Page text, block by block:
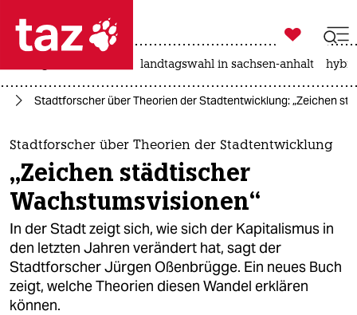
 taz zahl ich
taz zahl ich
themen
politik
öko
gesellschaft
kultur

taz zahl ich
landtagswahl in sachsen-anhalt
Stadtforscher über Theorien der Stadtentwicklung: „Zeichen
Stadtforscher über Theorien der Stadtentwicklung
„Zeichen städtischer
Wachstumsvisionen“
In der Stadt zeigt sich, wie sich der Kapitalismus in
den letzten Jahren verändert hat, sagt der
Stadtforscher Jürgen Oßenbrügge. Ein neues Buch
zeigt, welche Theorien diesen Wandel erklären
können.